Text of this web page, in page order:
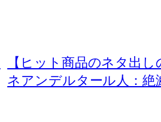
【ヒット商品のネタ出
ネアンデルタール人：絶